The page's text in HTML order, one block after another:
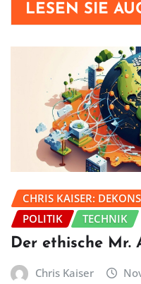
LESEN SIE
CHRIS KAISER:
POLITIK
TECHNIK
Der ethische Mr.
Chris Kaiser